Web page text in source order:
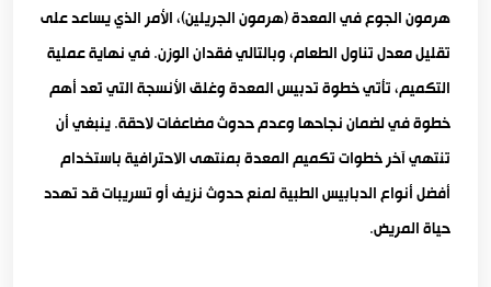
هرمون الجوع في المعدة (هرمون الجريلين)، الأمر الذي يساعد على
تقليل معدل تناول الطعام، وبالتالي فقدان الوزن. في نهاية عملية
التكميم، تأتي خطوة تدبيس المعدة وغلق الأنسجة التي تُعد أهم
خطوة في لضمان نجاحها وعدم حدوث مضاعفات لاحقة. ينبغي أن
تنتهي آخر خطوات تكميم المعدة بمنتهى الاحترافية باستخدام
أفضل أنواع الدبابيس الطبية لمنع حدوث نزيف أو تسريبات قد تهدد
حياة المريض.